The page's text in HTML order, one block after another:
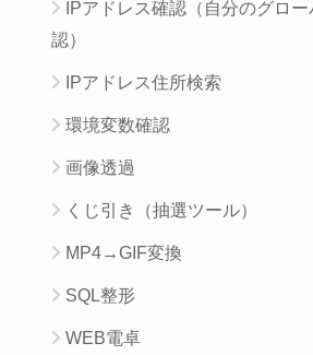
IPアドレス確認（自分のグロ
認）
IPアドレス住所検索
環境変数確認
画像透過
くじ引き（抽選ツール）
MP4→GIF変換
SQL整形
WEB電卓